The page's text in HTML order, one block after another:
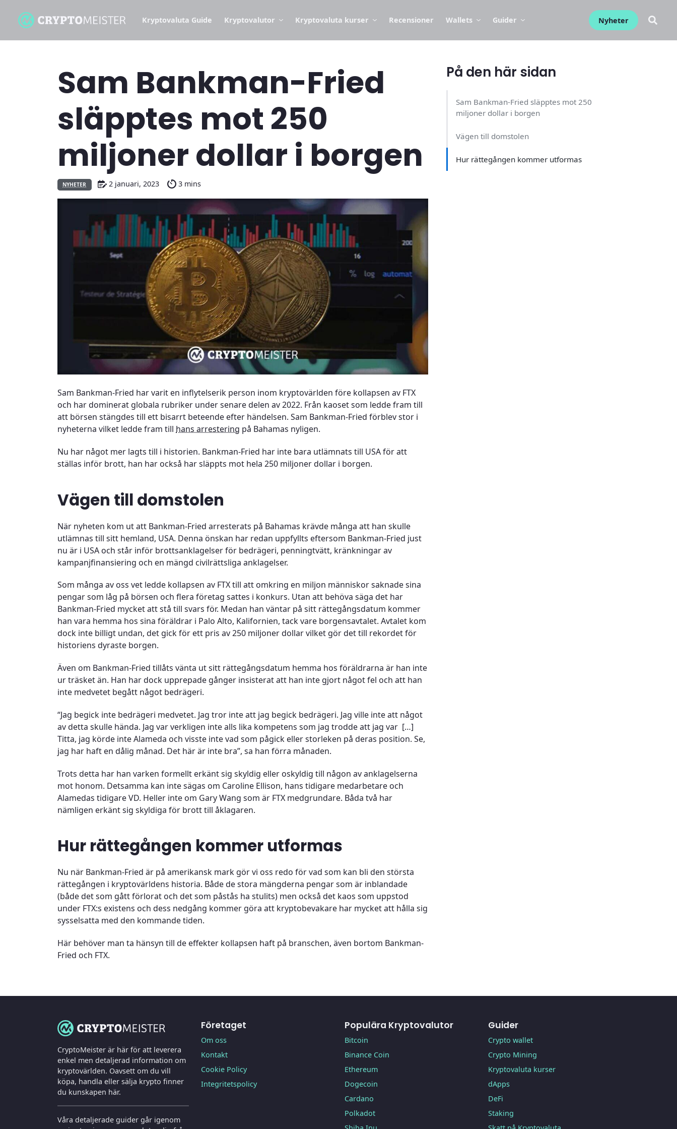
Kryptovaluta Guide Kryptovalutor Kryptovaluta kurser Recensioner Wallets Guider Nyheter
På den här sidan
Sam Bankman-Fried släpptes mot 250
miljoner dollar i borgen
Vägen till domstolen
Hur rättegången kommer utformas
Sam Bankman-Fried
släpptes mot 250
miljoner dollar i borgen
NYHETER 2 januari, 2023 3 mins
Sam Bankman-Fried har varit en inflytelserik person inom kryptovärlden före kollapsen av FTX
och har dominerat globala rubriker under senare delen av 2022. Från kaoset som ledde fram till
att börsen stängdes till ett bisarrt beteende efter händelsen. Sam Bankman-Fried förblev stor i
nyheterna vilket ledde fram till hans arrestering på Bahamas nyligen.
Nu har något mer lagts till i historien. Bankman-Fried har inte bara utlämnats till USA för att
ställas inför brott, han har också har släppts mot hela 250 miljoner dollar i borgen.
Vägen till domstolen
När nyheten kom ut att Bankman-Fried arresterats på Bahamas krävde många att han skulle
utlämnas till sitt hemland, USA. Denna önskan har redan uppfyllts eftersom Bankman-Fried just
nu är i USA och står inför brottsanklagelser för bedrägeri, penningtvätt, kränkningar av
kampanjfinansiering och en mängd civilrättsliga anklagelser.
Som många av oss vet ledde kollapsen av FTX till att omkring en miljon människor saknade sina
pengar som låg på börsen och flera företag sattes i konkurs. Utan att behöva säga det har
Bankman-Fried mycket att stå till svars för. Medan han väntar på sitt rättegångsdatum kommer
han vara hemma hos sina föräldrar i Palo Alto, Kalifornien, tack vare borgensavtalet. Avtalet kom
dock inte billigt undan, det gick för ett pris av 250 miljoner dollar vilket gör det till rekordet för
historiens dyraste borgen.
Även om Bankman-Fried tillåts vänta ut sitt rättegångsdatum hemma hos föräldrarna är han inte
ur träsket än. Han har dock upprepade gånger insisterat att han inte gjort något fel och att han
inte medvetet begått något bedrägeri.
“Jag begick inte bedrägeri medvetet. Jag tror inte att jag begick bedrägeri. Jag ville inte att något
av detta skulle hända. Jag var verkligen inte alls lika kompetens som jag trodde att jag var […]
Titta, jag körde inte Alameda och visste inte vad som pågick eller storleken på deras position. Se,
jag har haft en dålig månad. Det här är inte bra”, sa han förra månaden.
Trots detta har han varken formellt erkänt sig skyldig eller oskyldig till någon av anklagelserna
mot honom. Detsamma kan inte sägas om Caroline Ellison, hans tidigare medarbetare och
Alamedas tidigare VD. Heller inte om Gary Wang som är FTX medgrundare. Båda två har
nämligen erkänt sig skyldiga för brott till åklagaren.
Hur rättegången kommer utformas
Nu när Bankman-Fried är på amerikansk mark gör vi oss redo för vad som kan bli den största
rättegången i kryptovärldens historia. Både de stora mängderna pengar som är inblandade
(både det som gått förlorat och det som påstås ha stulits) men också det kaos som uppstod
under FTX:s existens och dess nedgång kommer göra att kryptobevakare har mycket att hålla sig
sysselsatta med den kommande tiden.
Här behöver man ta hänsyn till de effekter kollapsen haft på branschen, även bortom Bankman-
Fried och FTX.
CryptoMeister är här för att leverera
enkel men detaljerad information om
kryptovärlden. Oavsett om du vill
köpa, handla eller sälja krypto finner
du kunskapen här.
Våra detaljerade guider går igenom
Företaget
Om oss
Kontakt
Cookie Policy
Integritetspolicy
Populära Kryptovalutor
Bitcoin
Binance Coin
Ethereum
Dogecoin
Cardano
Polkadot
Guider
Crypto wallet
Crypto Mining
Kryptovaluta kurser
dApps
DeFi
Staking